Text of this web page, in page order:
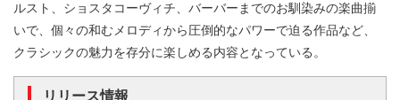
ルスト、ショスタコーヴィチ、バーバーまでのお馴染みの楽曲揃
いで、個々の和むメロディから圧倒的なパワーで迫る作品など、
クラシックの魅力を存分に楽しめる内容となっている。
リリース情報